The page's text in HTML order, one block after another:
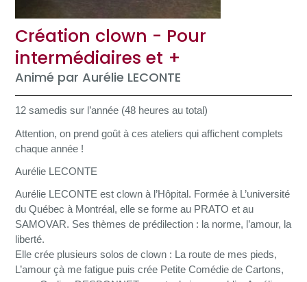
Création clown - Pour
intermédiaires et +
Animé par Aurélie LECONTE
12 samedis sur l’année (48 heures au total)
Attention, on prend goût à ces ateliers qui affichent complets
chaque année !
Aurélie LECONTE
Aurélie LECONTE est clown à l’Hôpital. Formée à L’université
du Québec à Montréal, elle se forme au PRATO et au
SAMOVAR. Ses thèmes de prédilection : la norme, l’amour, la
liberté.
Elle crée plusieurs solos de clown : La route de mes pieds,
L’amour çà me fatigue puis crée Petite Comédie de Cartons,